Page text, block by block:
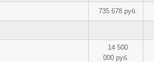
735 678 руб.
14 500
000 руб.